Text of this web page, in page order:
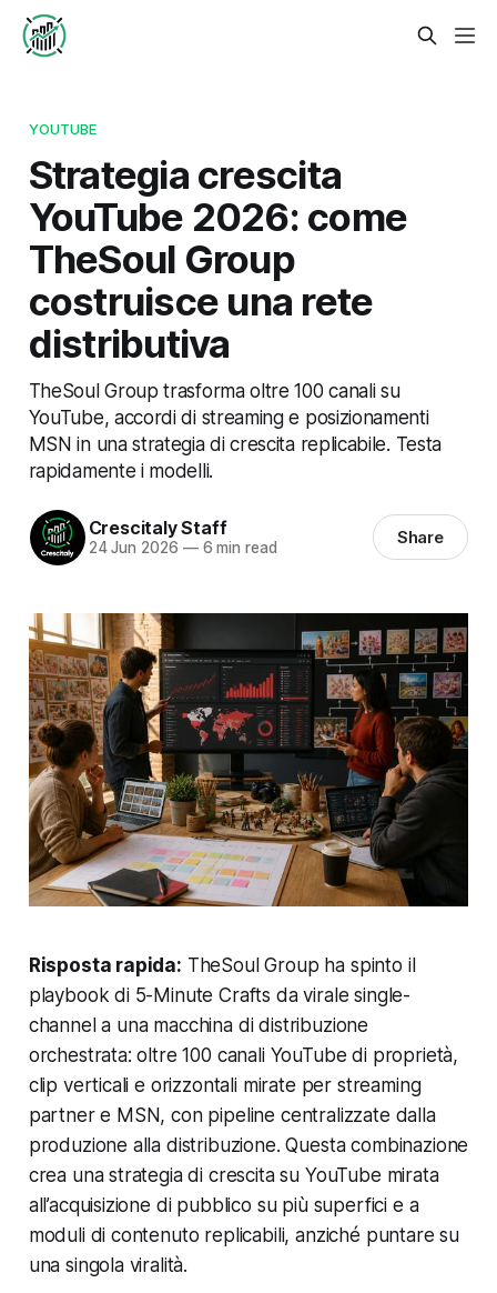
YOUTUBE
Strategia crescita
YouTube 2026: come
TheSoul Group
costruisce una rete
distributiva
TheSoul Group trasforma oltre 100 canali su
YouTube, accordi di streaming e posizionamenti
MSN in una strategia di crescita replicabile. Testa
rapidamente i modelli.
Crescitaly Staff
24 Jun 2026 —6 min read Share
Risposta rapida: TheSoul Group ha spinto il
playbook di 5-Minute Crafts da virale single-
channel a una macchina di distribuzione
orchestrata: oltre 100 canali YouTube di proprietà,
clip verticali e orizzontali mirate per streaming
partner e MSN, con pipeline centralizzate dalla
produzione alla distribuzione. Questa combinazione
crea una strategia di crescita su YouTube mirata
all’acquisizione di pubblico su più superfici e a
moduli di contenuto replicabili, anziché puntare su
una singola viralità.